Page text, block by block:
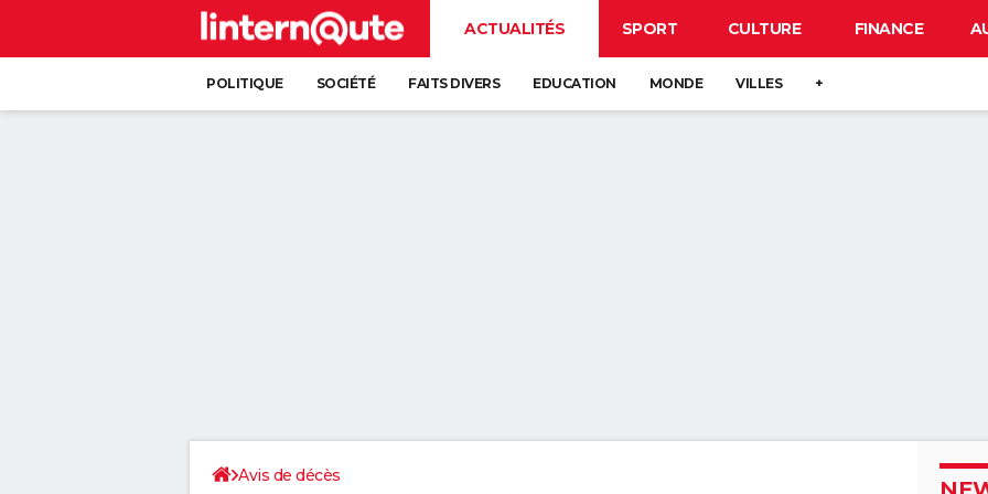
ACTUALITÉS SPORT CULTURE FINANCE
POLITIQUE SOCIÉTÉ FAITS DIVERS EDUCATION MONDE VILLES +
Avis de décès